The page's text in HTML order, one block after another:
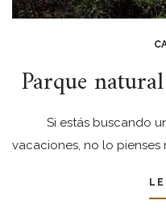
Parque
Si estás buscando
vacaciones, no lo pienses